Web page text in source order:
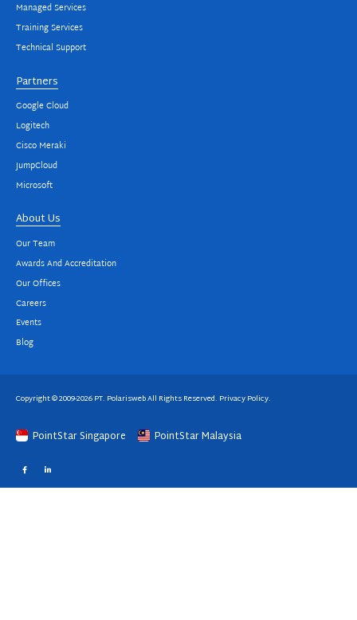
Managed Services
Training Services
Technical Support
Partners
Google Cloud
Logitech
Cisco Meraki
JumpCloud
Microsoft
About Us
Our Team
Awards And Accreditation
Our Offices
Careers
Events
Blog
Copyright © 2009-2026 PT. Polarisweb All Rights Reserved. Privacy Policy.
PointStar Singapore PointStar Malaysia